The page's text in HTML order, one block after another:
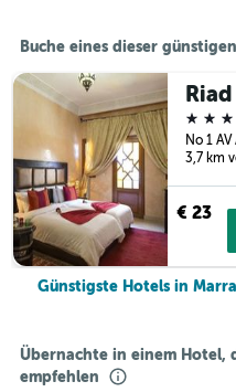
Buche eines dieser
3
3,7 km
€ 23
Günstigste Hotels in
Übernachte in einem Hotel,
empfehlen